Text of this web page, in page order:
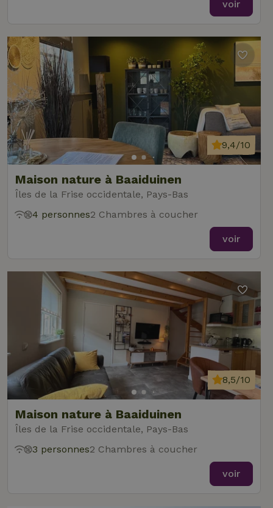
voir
Maison nature à Baaiduinen
Îles de la Frise occidentale, Pays-Bas
9,4/10
4 personnes2 Chambres à coucher
voir
Maison nature à Baaiduinen
Îles de la Frise occidentale, Pays-Bas
8,5/10
3 personnes2 Chambres à coucher
voir